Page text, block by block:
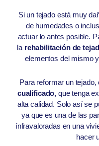
Si un tejado está muy
de humedades o
actuar lo antes posible.
la rehabilitación de
elementos del mismo
Para reformar un
cualificado, que tenga
alta calidad. Solo así se
ya que es una de las
infravaloradas en una
hacer